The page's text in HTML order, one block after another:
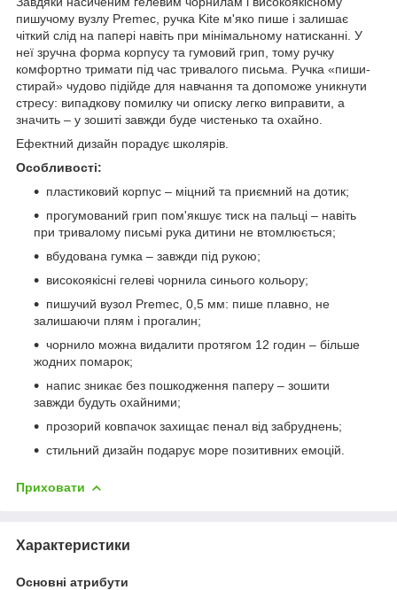
пишучому вузлу Premec, ручка Kite м'яко пише і залишає
чіткий слід на папері навіть при мінімальному натисканні. У
неї зручна форма корпусу та гумовий грип, тому ручку
комфортно тримати під час тривалого письма. Ручка «пиши-
стирай» чудово підійде для навчання та допоможе уникнути
стресу: випадкову помилку чи описку легко виправити, а
значить – у зошиті завжди буде чистенько та охайно.
Ефектний дизайн порадує школярів.
Особливості:
пластиковий корпус – міцний та приємний на дотик;
прогумований грип пом'якшує тиск на пальці – навіть
при тривалому письмі рука дитини не втомлюється;
вбудована гумка – завжди під рукою;
високоякісні гелеві чорнила синього кольору;
пишучий вузол Premec, 0,5 мм: пише плавно, не
залишаючи плям і прогалин;
чорнило можна видалити протягом 12 годин – більше
жодних помарок;
напис зникає без пошкодження паперу – зошити
завжди будуть охайними;
прозорий ковпачок захищає пенал від забруднень;
стильний дизайн подарує море позитивних емоцій.
Приховати
Характеристики
Основні атрибути